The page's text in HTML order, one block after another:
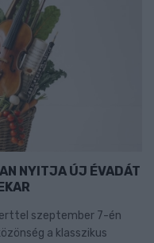
NYITJA ÚJ ÉVADÁT
szeptember 7-én
a klasszikus